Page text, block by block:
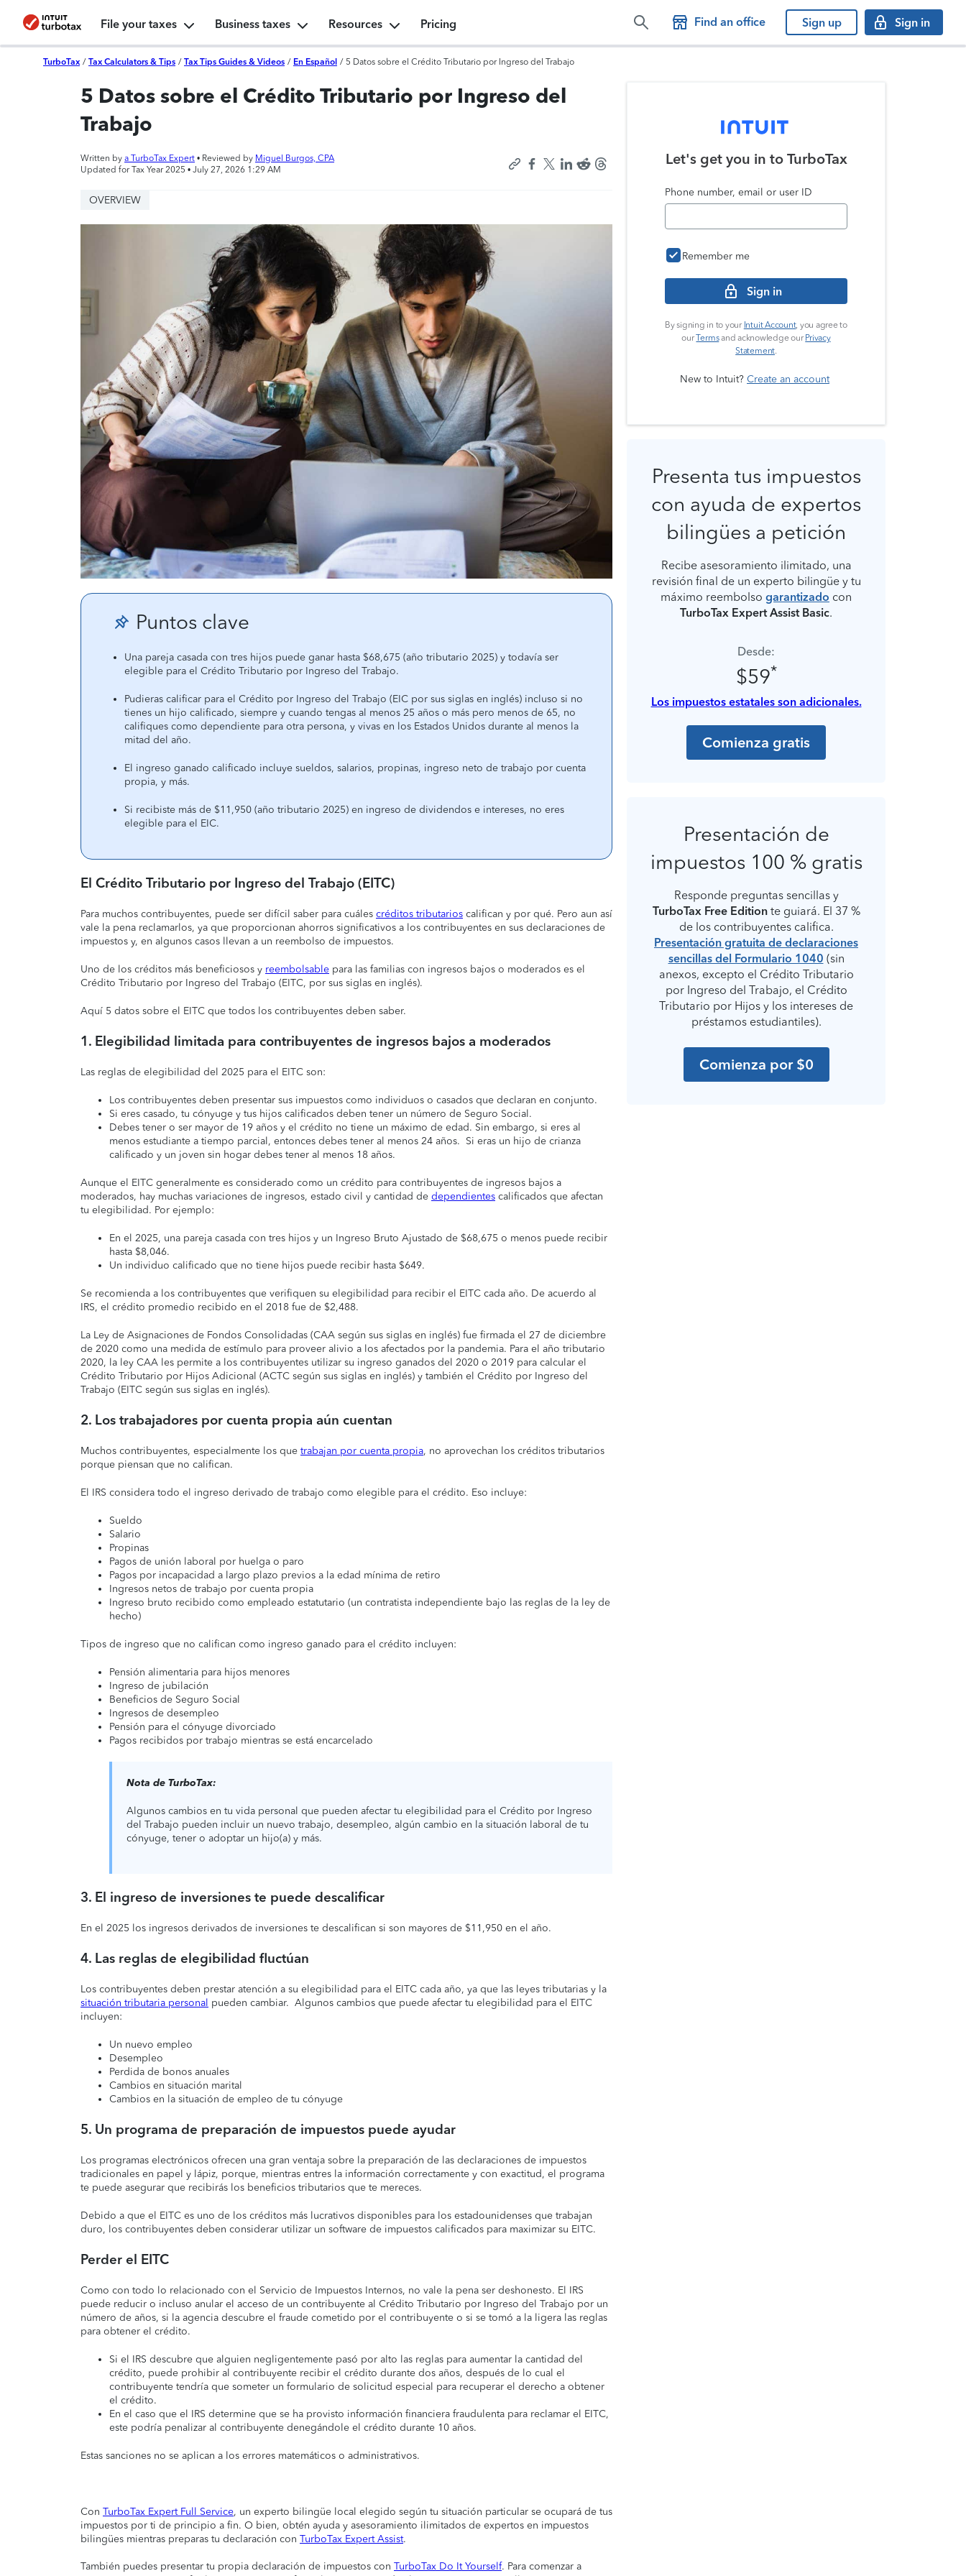
File your taxes Business taxes Resources Pricing Find an office Sign up Sign in
TurboTax / Tax Calculators & Tips / Tax Tips Guides & Videos / En Español / 5 Datos sobre el Crédito Tributario por Ingreso del Trabajo
5 Datos sobre el Crédito Tributario por Ingreso del
Trabajo
Written by a TurboTax Expert • Reviewed by Miguel Burgos, CPA
Updated for Tax Year 2025 • July 27, 2026 1:29 AM
OVERVIEW
Puntos clave
Una pareja casada con tres hijos puede ganar hasta $68,675 (año tributario 2025) y todavía ser
elegible para el Crédito Tributario por Ingreso del Trabajo.
Pudieras calificar para el Crédito por Ingreso del Trabajo (EIC por sus siglas en inglés) incluso si no
tienes un hijo calificado, siempre y cuando tengas al menos 25 años o más pero menos de 65, no
califiques como dependiente para otra persona, y vivas en los Estados Unidos durante al menos la
mitad del año.
El ingreso ganado calificado incluye sueldos, salarios, propinas, ingreso neto de trabajo por cuenta
propia, y más.
Si recibiste más de $11,950 (año tributario 2025) en ingreso de dividendos e intereses, no eres
elegible para el EIC.
El Crédito Tributario por Ingreso del Trabajo (EITC)
Para muchos contribuyentes, puede ser difícil saber para cuáles créditos tributarios califican y por qué. Pero aun así
vale la pena reclamarlos, ya que proporcionan ahorros significativos a los contribuyentes en sus declaraciones de
impuestos y, en algunos casos llevan a un reembolso de impuestos.
Uno de los créditos más beneficiosos y reembolsable para las familias con ingresos bajos o moderados es el
Crédito Tributario por Ingreso del Trabajo (EITC, por sus siglas en inglés).
Aquí 5 datos sobre el EITC que todos los contribuyentes deben saber.
1. Elegibilidad limitada para contribuyentes de ingresos bajos a moderados
Las reglas de elegibilidad del 2025 para el EITC son:
Los contribuyentes deben presentar sus impuestos como individuos o casados que declaran en conjunto.
Si eres casado, tu cónyuge y tus hijos calificados deben tener un número de Seguro Social.
Debes tener o ser mayor de 19 años y el crédito no tiene un máximo de edad. Sin embargo, si eres al
menos estudiante a tiempo parcial, entonces debes tener al menos 24 años. Si eras un hijo de crianza
calificado y un joven sin hogar debes tener al menos 18 años.
Aunque el EITC generalmente es considerado como un crédito para contribuyentes de ingresos bajos a
moderados, hay muchas variaciones de ingresos, estado civil y cantidad de dependientes calificados que afectan
tu elegibilidad. Por ejemplo:
En el 2025, una pareja casada con tres hijos y un Ingreso Bruto Ajustado de $68,675 o menos puede recibir
hasta $8,046.
Un individuo calificado que no tiene hijos puede recibir hasta $649.
Se recomienda a los contribuyentes que verifiquen su elegibilidad para recibir el EITC cada año. De acuerdo al
IRS, el crédito promedio recibido en el 2018 fue de $2,488.
La Ley de Asignaciones de Fondos Consolidadas (CAA según sus siglas en inglés) fue firmada el 27 de diciembre
de 2020 como una medida de estímulo para proveer alivio a los afectados por la pandemia. Para el año tributario
2020, la ley CAA les permite a los contribuyentes utilizar su ingreso ganados del 2020 o 2019 para calcular el
Crédito Tributario por Hijos Adicional (ACTC según sus siglas en inglés) y también el Crédito por Ingreso del
Trabajo (EITC según sus siglas en inglés).
2. Los trabajadores por cuenta propia aún cuentan
Muchos contribuyentes, especialmente los que trabajan por cuenta propia, no aprovechan los créditos tributarios
porque piensan que no califican.
El IRS considera todo el ingreso derivado de trabajo como elegible para el crédito. Eso incluye:
Sueldo
Salario
Propinas
Pagos de unión laboral por huelga o paro
Pagos por incapacidad a largo plazo previos a la edad mínima de retiro
Ingresos netos de trabajo por cuenta propia
Ingreso bruto recibido como empleado estatutario (un contratista independiente bajo las reglas de la ley de
hecho)
Tipos de ingreso que no califican como ingreso ganado para el crédito incluyen:
Pensión alimentaria para hijos menores
Ingreso de jubilación
Beneficios de Seguro Social
Ingresos de desempleo
Pensión para el cónyuge divorciado
Pagos recibidos por trabajo mientras se está encarcelado
Nota de TurboTax:
Algunos cambios en tu vida personal que pueden afectar tu elegibilidad para el Crédito por Ingreso
del Trabajo pueden incluir un nuevo trabajo, desempleo, algún cambio en la situación laboral de tu
cónyuge, tener o adoptar un hijo(a) y más.
3. El ingreso de inversiones te puede descalificar
En el 2025 los ingresos derivados de inversiones te descalifican si son mayores de $11,950 en el año.
4. Las reglas de elegibilidad fluctúan
Los contribuyentes deben prestar atención a su elegibilidad para el EITC cada año, ya que las leyes tributarias y la
situación tributaria personal pueden cambiar. Algunos cambios que puede afectar tu elegibilidad para el EITC
incluyen:
Un nuevo empleo
Desempleo
Perdida de bonos anuales
Cambios en situación marital
Cambios en la situación de empleo de tu cónyuge
5. Un programa de preparación de impuestos puede ayudar
Los programas electrónicos ofrecen una gran ventaja sobre la preparación de las declaraciones de impuestos
tradicionales en papel y lápiz, porque, mientras entres la información correctamente y con exactitud, el programa
te puede asegurar que recibirás los beneficios tributarios que te mereces.
Debido a que el EITC es uno de los créditos más lucrativos disponibles para los estadounidenses que trabajan
duro, los contribuyentes deben considerar utilizar un software de impuestos calificados para maximizar su EITC.
Perder el EITC
Como con todo lo relacionado con el Servicio de Impuestos Internos, no vale la pena ser deshonesto. El IRS
puede reducir o incluso anular el acceso de un contribuyente al Crédito Tributario por Ingreso del Trabajo por un
número de años, si la agencia descubre el fraude cometido por el contribuyente o si se tomó a la ligera las reglas
para obtener el crédito.
Si el IRS descubre que alguien negligentemente pasó por alto las reglas para aumentar la cantidad del
crédito, puede prohibir al contribuyente recibir el crédito durante dos años, después de lo cual el
contribuyente tendría que someter un formulario de solicitud especial para recuperar el derecho a obtener
el crédito.
En el caso que el IRS determine que se ha provisto información financiera fraudulenta para reclamar el EITC,
este podría penalizar al contribuyente denegándole el crédito durante 10 años.
Estas sanciones no se aplican a los errores matemáticos o administrativos.
Con TurboTax Expert Full Service, un experto bilingüe local elegido según tu situación particular se ocupará de tus
impuestos por ti de principio a fin. O bien, obtén ayuda y asesoramiento ilimitados de expertos en impuestos
bilingües mientras preparas tu declaración con TurboTax Expert Assist.
También puedes presentar tu propia declaración de impuestos con TurboTax Do It Yourself. Para comenzar a
Let's get you in to TurboTax
Phone number, email or user ID
Remember me
Sign in
By signing in to your Intuit Account, you agree to
ourTermsand acknowledge our Privacy
Statement.
New to Intuit? Create an account
Presenta tus impuestos
con ayuda de expertos
bilingües a petición
Recibe asesoramiento ilimitado, una
revisión final de un experto bilingüe y tu
máximo reembolso garantizado con
TurboTax Expert Assist Basic.
Desde:
$59*
Los impuestos estatales son adicionales.
Comienza gratis
Presentación de
impuestos 100 % gratis
Responde preguntas sencillas y
TurboTax Free Editionte guiará. El 37 %
de los contribuyentes califica.
Presentación gratuita de declaraciones
sencillas del Formulario 1040 (sin
anexos, excepto el Crédito Tributario
por Ingreso del Trabajo, el Crédito
Tributario por Hijos y los intereses de
préstamos estudiantiles).
Comienza por $0